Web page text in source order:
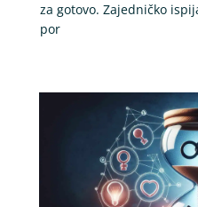
za gotovo. Zajedničko
por